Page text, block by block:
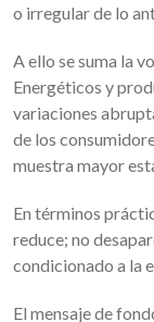
o irregular de lo
A ello se suma la
Energéticos y
variaciones
de los
muestra mayor
En términos
reduce; no
condicionado a la
El mensaje de